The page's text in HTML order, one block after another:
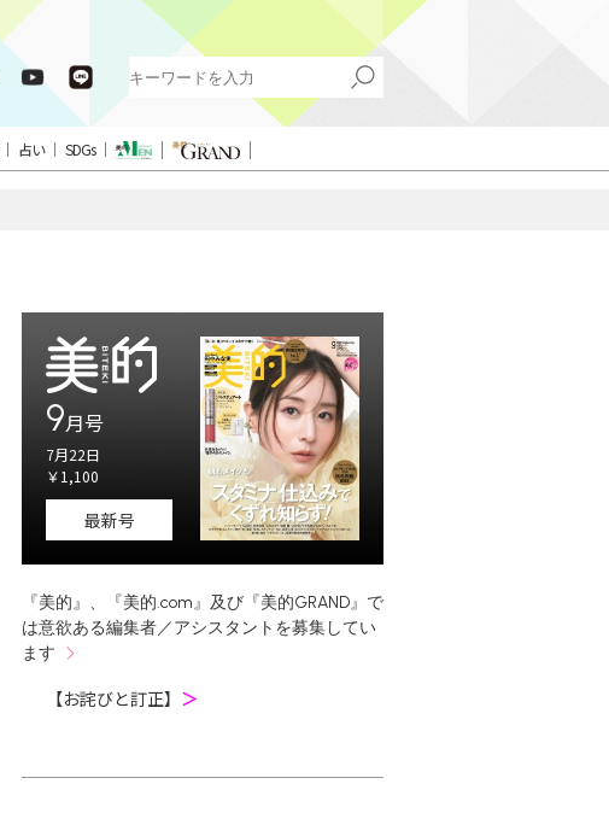
占い SDGs
9月号
7月22日
￥1,100
最新号
『美的』、『美的.com』及び『美的GRAND』で
は意欲ある編集者／アシスタントを募集してい
ます
【お詫びと訂正】 ＞